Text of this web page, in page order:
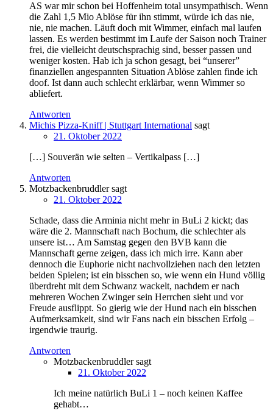
AS war mir schon bei Hoffenheim total unsympathisch. Wenn
die Zahl 1,5 Mio Ablöse für ihn stimmt, würde ich das nie,
nie, nie machen. Läuft doch mit Wimmer, einfach mal laufen
lassen. Es werden bestimmt im Laufe der Saison noch Trainer
frei, die vielleicht deutschsprachig sind, besser passen und
weniger kosten. Hab ich ja schon gesagt, bei “unserer”
finanziellen angespannten Situation Ablöse zahlen finde ich
doof. Ist dann auch schlecht erklärbar, wenn Wimmer so
abliefert.
Antworten
Michis Pizza-Kniff | Stuttgart International sagt
21. Oktober 2022
[…] Souverän wie selten – Vertikalpass […]
Antworten
Motzbackenbruddlersagt
21. Oktober 2022
Schade, dass die Arminia nicht mehr in BuLi 2 kickt; das
wäre die 2. Mannschaft nach Bochum, die schlechter als
unsere ist… Am Samstag gegen den BVB kann die
Mannschaft gerne zeigen, dass ich mich irre. Kann aber
dennoch die Euphorie nicht nachvollziehen nach den letzten
beiden Spielen; ist ein bisschen so, wie wenn ein Hund völlig
überdreht mit dem Schwanz wackelt, nachdem er nach
mehreren Wochen Zwinger sein Herrchen sieht und vor
Freude ausflippt. So gierig wie der Hund nach ein bisschen
Aufmerksamkeit, sind wir Fans nach ein bisschen Erfolg –
irgendwie traurig.
Antworten
Motzbackenbruddlersagt
21. Oktober 2022
Ich meine natürlich BuLi 1 – noch keinen Kaffee
gehabt…